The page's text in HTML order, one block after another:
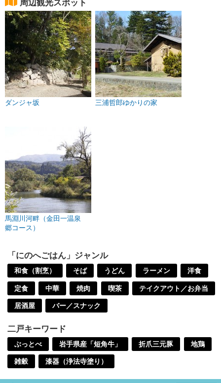
周辺観光スポット
ダンジャ坂 三浦哲郎ゆかりの家
馬淵川河畔（金田一温泉
郷コース）
「にのへごはん」ジャンル
和食（割烹） そば うどん ラーメン 洋食
定食 中華 焼肉 喫茶 テイクアウト／お弁当
居酒屋 バー／スナック
二戸キーワード
ぶっとべ 岩手県産「短角牛」 折爪三元豚 地鶏
雑穀 漆器（浄法寺塗り）